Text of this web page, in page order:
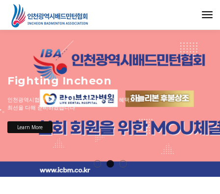
Incheon
협회 동호인 모두가 만족할 수 있는 혜택으로
해 준비하겠습니다